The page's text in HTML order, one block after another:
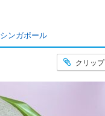
シンガポール
クリップ